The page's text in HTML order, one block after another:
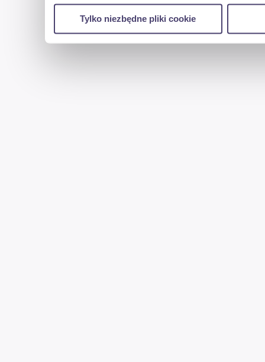
w naszej witrynie. Informacje o tym, jak
reklamowym i analitycznym. Partnerzy mogą
uzyskanymi podczas korzystania z ich usług.
Tylko niezbędne pliki cookie